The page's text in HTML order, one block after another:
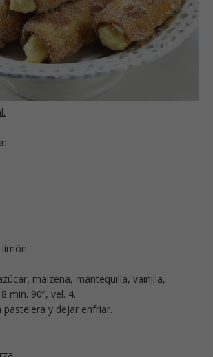
maizena, mantequilla, vainilla,
min. 90º, vel. 4.
pastelera y dejar enfriar.